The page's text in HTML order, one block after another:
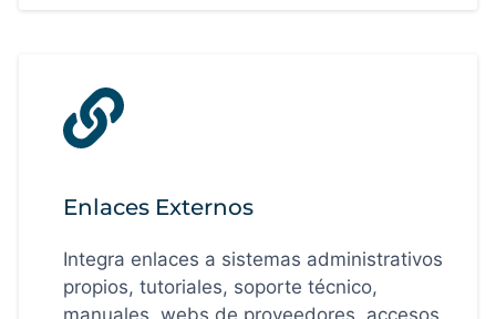
Enlaces Externos
Integra enlaces a sistemas administrativos
propios, tutoriales, soporte técnico,